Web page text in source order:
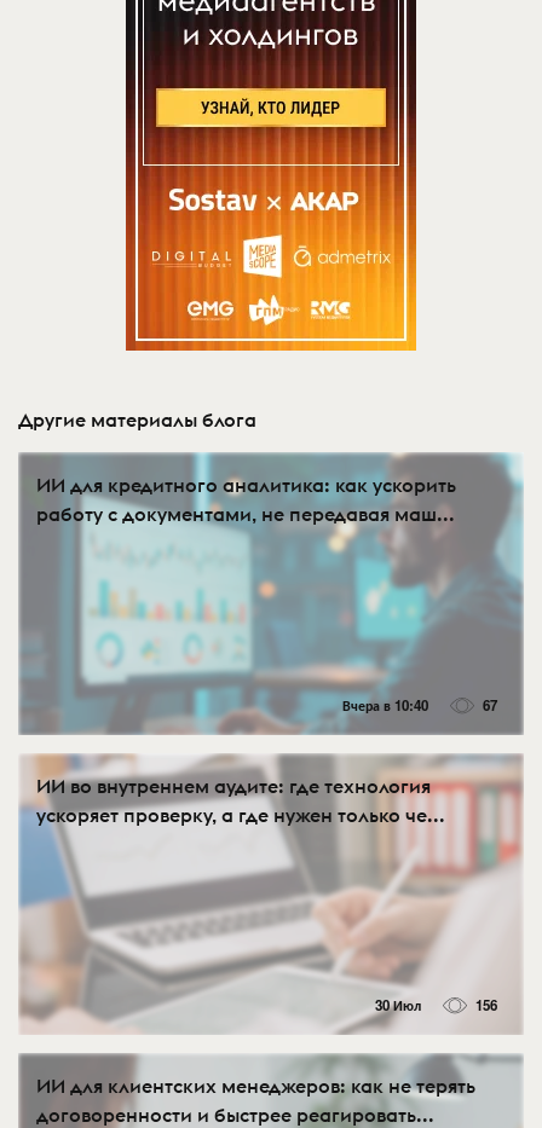
Другие материалы блога
ИИ для кредитного аналитика: как ускорить
работу с документами, не передавая маш...
Вчера в 10:40 67
ИИ во внутреннем аудите: где технология
ускоряет проверку, а где нужен только че...
30 Июл 156
ИИ для клиентских менеджеров: как не терять
договоренности и быстрее реагировать...